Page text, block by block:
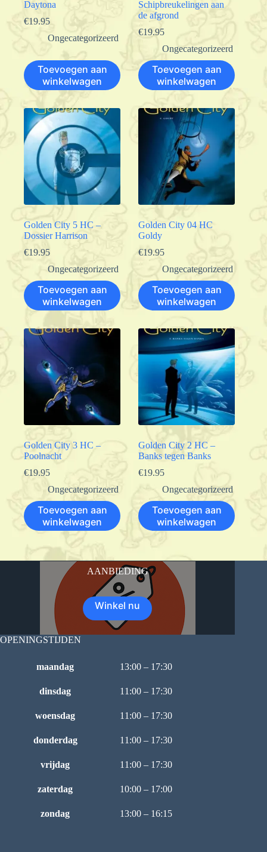
Daytona
€19.95
Ongecategorizeerd
Toevoegen aan
winkelwagen
Schipbreukelingen aan
de afgrond
€19.95
Ongecategorizeerd
Toevoegen aan
winkelwagen
Golden City 5 HC –
Dossier Harrison
€19.95
Ongecategorizeerd
Toevoegen aan
winkelwagen
Golden City 04 HC
Goldy
€19.95
Ongecategorizeerd
Toevoegen aan
winkelwagen
Golden City 3 HC –
Poolnacht
€19.95
Ongecategorizeerd
Toevoegen aan
winkelwagen
Golden City 2 HC –
Banks tegen Banks
€19.95
Ongecategorizeerd
Toevoegen aan
winkelwagen
AANBIEDING
Winkel nu
OPENINGSTIJDEN
maandag 13:00 – 17:30
dinsdag 11:00 – 17:30
woensdag 11:00 – 17:30
donderdag 11:00 – 17:30
vrijdag 11:00 – 17:30
zaterdag 10:00 – 17:00
zondag 13:00 – 16:15